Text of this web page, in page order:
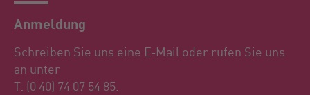
Anmeldung
Schreiben Sie uns eine E‑Mail oder rufen Sie uns
an unter
T: (0 40) 74 07 54 85.